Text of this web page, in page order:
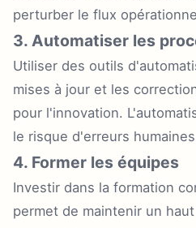
perturber le flux
3. Automatiser les
Utiliser des outils
mises à jour et les
pour l'innovation.
le risque d'erreurs
4. Former les équipes
Investir dans la formation
permet de maintenir un